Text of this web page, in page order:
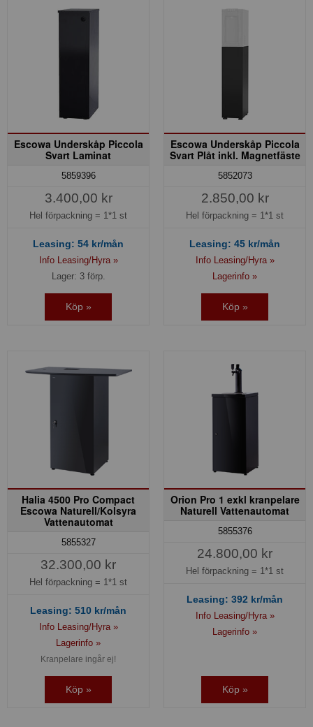
Escowa Underskåp Piccola
Svart Laminat
5859396
3.400,00 kr
Hel förpackning = 1*1 st
Leasing: 54 kr/mån
Info Leasing/Hyra »
Lager: 3 förp.
Köp »
Escowa Underskåp Piccola
Svart Plåt inkl. Magnetfäste
5852073
2.850,00 kr
Hel förpackning = 1*1 st
Leasing: 45 kr/mån
Info Leasing/Hyra »
Lagerinfo »
Köp »
Halia 4500 Pro Compact
Escowa Naturell/Kolsyra
Vattenautomat
5855327
32.300,00 kr
Hel förpackning = 1*1 st
Leasing: 510 kr/mån
Info Leasing/Hyra »
Lagerinfo »
Kranpelare ingår ej!
Köp »
Orion Pro 1 exkl kranpelare
Naturell Vattenautomat
5855376
24.800,00 kr
Hel förpackning = 1*1 st
Leasing: 392 kr/mån
Info Leasing/Hyra »
Lagerinfo »
Köp »